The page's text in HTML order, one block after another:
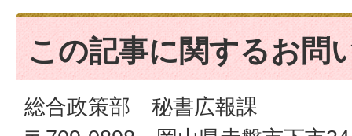
この記事に関するお問
総合政策部 秘書広報課